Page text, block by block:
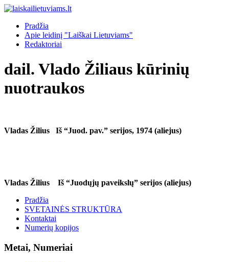
Pradžia
Apie leidinį "Laiškai Lietuviams"
Redaktoriai
dail. Vlado Žiliaus kūrinių
nuotraukos
Vladas Žilius Iš “Juod. pav.” serijos, 1974 (aliejus)
Vladas Žilius Iš “Juodųjų paveikslų” serijos (aliejus)
Pradžia
SVETAINĖS STRUKTŪRA
Kontaktai
Numerių kopijos
Metai, Numeriai